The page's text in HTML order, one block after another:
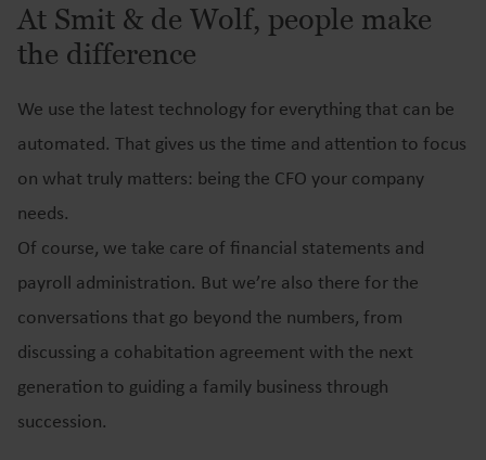
At Smit & de Wolf, people make
the difference
We use the latest technology for everything that can be
automated. That gives us the time and attention to focus
on what truly matters: being the CFO your company
needs.
Of course, we take care of financial statements and
payroll administration. But we’re also there for the
conversations that go beyond the numbers, from
discussing a cohabitation agreement with the next
generation to guiding a family business through
succession.